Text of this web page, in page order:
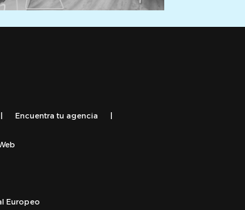
| Encuentra tu agencia |
Europeo